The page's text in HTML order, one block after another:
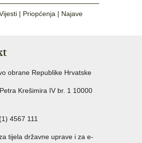
| Priopćenja | Najave
obrane Republike Hrvatske
Krešimira IV br. 1 10000
4567 111
tijela državne uprave i za e-